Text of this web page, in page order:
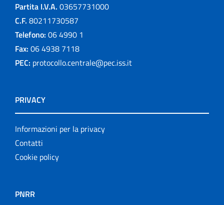
Partita I.V.A. 03657731000
C.F. 80211730587
Telefono: 06 4990 1
Fax: 06 4938 7118
PEC: protocollo.centrale@pec.iss.it
PRIVACY
Informazioni per la privacy
Contatti
Cookie policy
PNRR